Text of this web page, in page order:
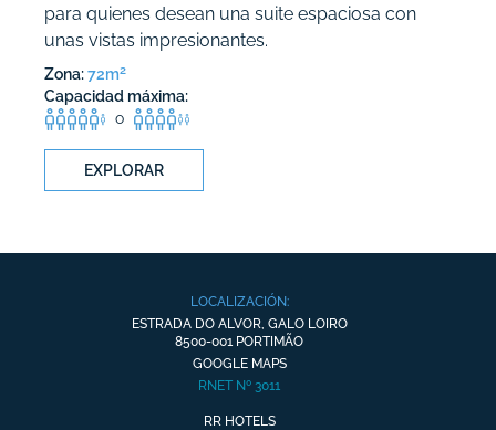
para quienes desean una suite espaciosa con
unas vistas impresionantes.
Zona:72m2
Capacidad máxima:
o
EXPLORAR
LOCALIZACIÓN:
ESTRADA DO ALVOR, GALO LOIRO
8500-001 PORTIMÃO
GOOGLE MAPS
RNET Nº 3011
RR HOTELS